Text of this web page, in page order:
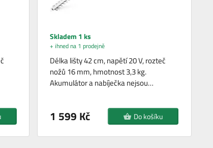
Skladem 1 ks
+ ihned na 1 prodejně
Délka lišty 42 cm, napětí 20 V, rozteč
nožů 16 mm, hmotnost 3,3 kg.
Akumulátor a nabíječka nejsou…
1 599 Kč Do košíku